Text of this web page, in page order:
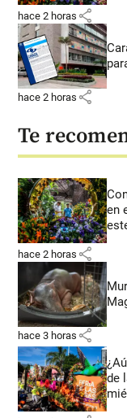
hace 2 horas share
hace 2 horas share
Te
en
hace 2 horas share
hace 3 horas share
de